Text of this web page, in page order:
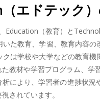
エドテック
Education（教育）と
た教育、学習、教育内容
は学校や大学などの教育
教材や学習プログラム、学
により、学習者の進捗状
されています。